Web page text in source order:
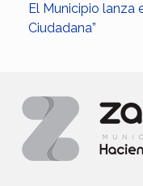
El Municipio lanza
Ciudadana”